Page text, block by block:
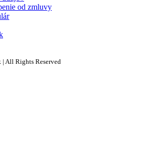
od zmluvy
All Rights Reserved